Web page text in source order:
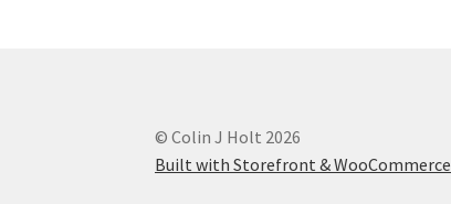
© Colin J Holt 2026
Built with Storefront & WooCommerce